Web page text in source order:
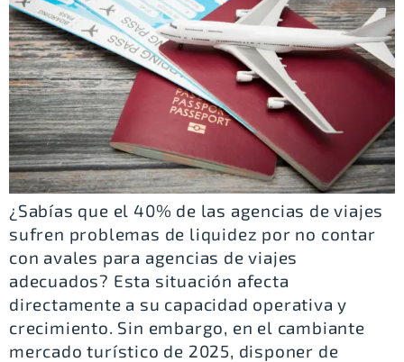
¿Sabías que el 40% de las agencias de viajes
sufren problemas de liquidez por no contar
con avales para agencias de viajes
adecuados? Esta situación afecta
directamente a su capacidad operativa y
crecimiento. Sin embargo, en el cambiante
mercado turístico de 2025, disponer de